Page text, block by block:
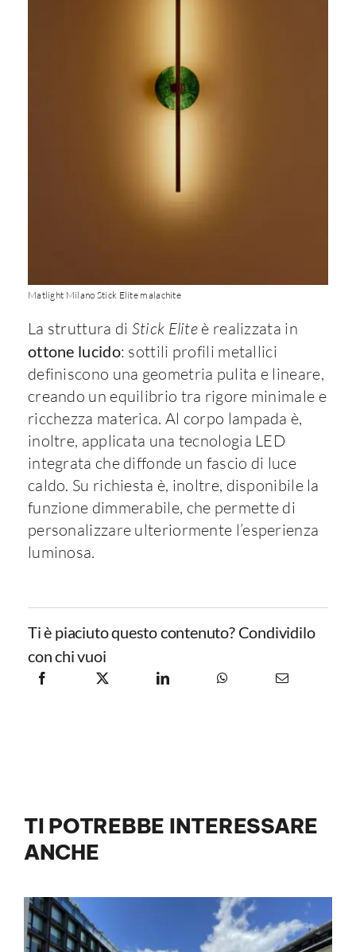
Matlight Milano Stick Elite malachite
La struttura di Stick Elite è realizzata in
ottone lucido: sottili profili metallici
definiscono una geometria pulita e lineare,
creando un equilibrio tra rigore minimale e
ricchezza materica. Al corpo lampada è,
inoltre, applicata una tecnologia LED
integrata che diffonde un fascio di luce
caldo. Su richiesta è, inoltre, disponibile la
funzione dimmerabile, che permette di
personalizzare ulteriormente l’esperienza
luminosa.
Ti è piaciuto questo contenuto? Condividilo
con chi vuoi
TI POTREBBE INTERESSARE
ANCHE